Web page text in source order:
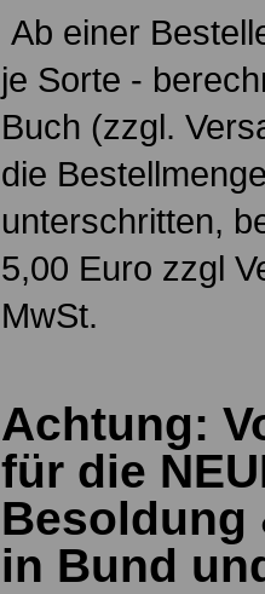
Ab einer
je Sorte -
Buch (zzgl.
die
unterschritten,
5,00 Euro zzgl
MwSt.
Achtung:
für die
Besoldung
in Bund